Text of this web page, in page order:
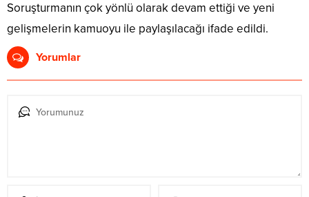
Soruşturmanın çok yönlü olarak devam ettiği ve yeni
gelişmelerin kamuoyu ile paylaşılacağı ifade edildi.
Yorumlar